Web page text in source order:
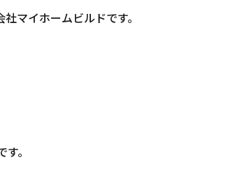
マイホームビルドです。
。